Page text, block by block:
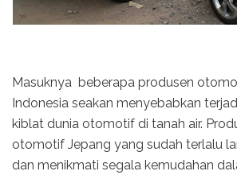
Masuknya beberapa produsen
Indonesia seakan menyebabkan
kiblat dunia otomotif di tanah air.
otomotif Jepang yang sudah terlalu
dan menikmati segala kemudahan